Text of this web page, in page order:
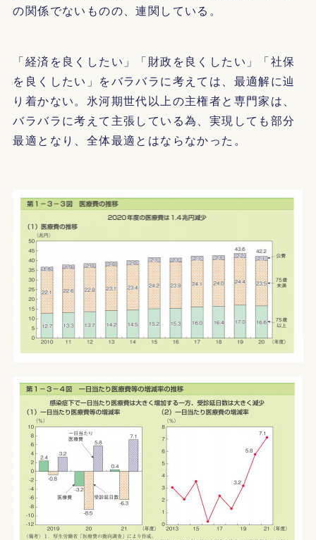
の関係でないものの、連関している。
「経済を良くしたい」「財政を良くしたい」「社保
を良くしたい」をバラバラに考えては、最適解に辿
り着かない。氷河期世代以上の主権者と専門家は、
バラバラに考えて主張している為、実現しても部分
最適となり、全体最適とはならなかった。